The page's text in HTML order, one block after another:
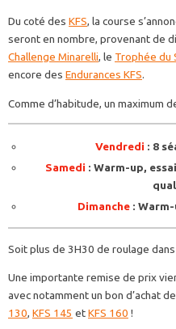
Du coté des KFS, la course
seront en nombre, provenant de
Challenge Minarelli, le Trophée du
encore des Endurances KFS.
Comme d’habitude, un maximum
Vendredi : 8
Samedi : Warm-up,
Dimanche:
Soit plus de 3H30 de roulage
Une importante remise de prix
avec notamment un bon d’achat
130, KFS 145 etKFS 160 !